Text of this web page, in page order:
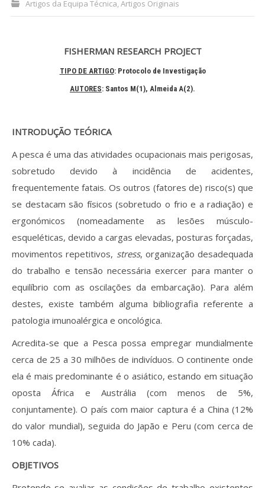
Submeta aqui
Investigarem
Congressos
Candidatura a revisor
Artigos recentes
Revistas previamente publicadas
Como publicitar na nossa revista
Contatos
Informações adicionais
Estatísticas da Revista
Ficha técnica
Artigos da Equipa Técnica,Artigos Originais
FISHERMAN RESEARCH PROJECT
TIPO DE ARTIGO: Protocolo de Investigação
AUTORES: Santos M(1), Almeida A(2).
INTRODUÇÃO TEÓRICA
A pesca é uma das atividades ocupacionais mais perigosas,
sobretudo devido à incidência de acidentes,
frequentemente fatais. Os outros (fatores de) risco(s) que
se destacam são físicos (sobretudo o frio e a radiação) e
ergonómicos (nomeadamente as lesões músculo-
esqueléticas, devido a cargas elevadas, posturas forçadas,
movimentos repetitivos, stress, organização desadequada
do trabalho e tensão necessária exercer para manter o
equilíbrio com as oscilações da embarcação). Para além
destes, existe também alguma bibliografia referente a
patologia imunoalérgica e oncológica.
Acredita-se que a Pesca possa empregar mundialmente
cerca de 25 a 30 milhões de indivíduos. O continente onde
ela é mais predominante é o asiático, estando em situação
oposta África e Austrália (com menos de 5%,
conjuntamente). O país com maior captura é a China (12%
do valor mundial), seguida do Japão e Peru (com cerca de
10% cada).
OBJETIVOS